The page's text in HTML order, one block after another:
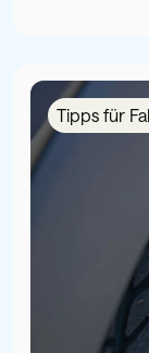
Tipps für